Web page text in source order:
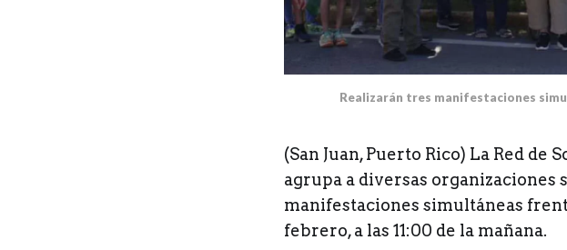
Realizarán tres manifestaciones
(San Juan, Puerto Rico) La Red de
agrupa a diversas organizaciones
manifestaciones simultáneas
febrero, a las 11:00 de la mañana.